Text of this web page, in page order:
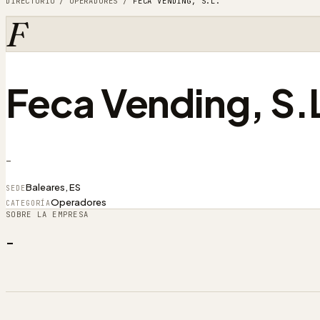
F
Feca Vending,
-
SEDEBaleares, ES
CATEGORÍAOperadores
SOBRE LA EMPRESA
-